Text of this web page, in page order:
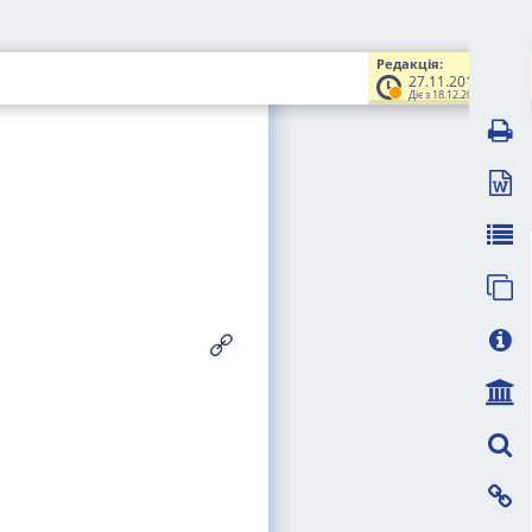
Редакція:
27.11.2014
Діє з 18.12.2014